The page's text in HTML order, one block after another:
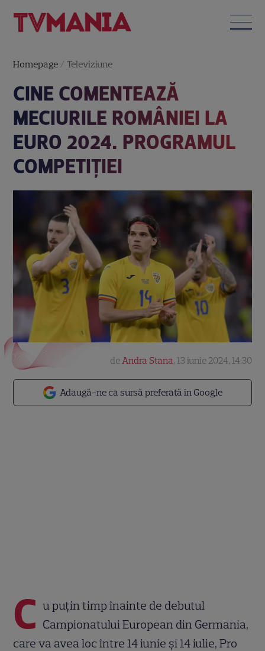
Homepage / Televiziune
CINE COMENTEAZĂ
MECIURILE ROMÂNIEI LA
EURO 2024. PROGRAMUL
COMPETIȚIEI
Adaugă-ne ca sursă preferată în Google
deAndra Stana, 13 iunie 2024, 14:30
C u puțin timp înainte de debutul
Campionatului European din Germania,
care va avea loc între 14 iunie și 14 iulie, Pro